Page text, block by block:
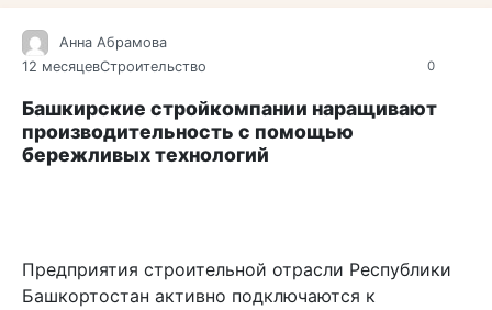
0
Анна Абрамова
12 месяцевСтроительство
Башкирские стройкомпании наращивают
производительность с помощью
бережливых технологий
Предприятия строительной отрасли Республики
Башкортостан активно подключаются к